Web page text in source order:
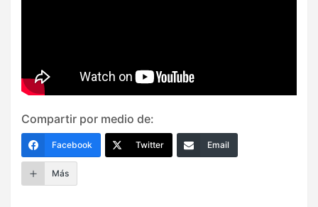
Compartir por medio de:
Facebook Twitter Email
Más